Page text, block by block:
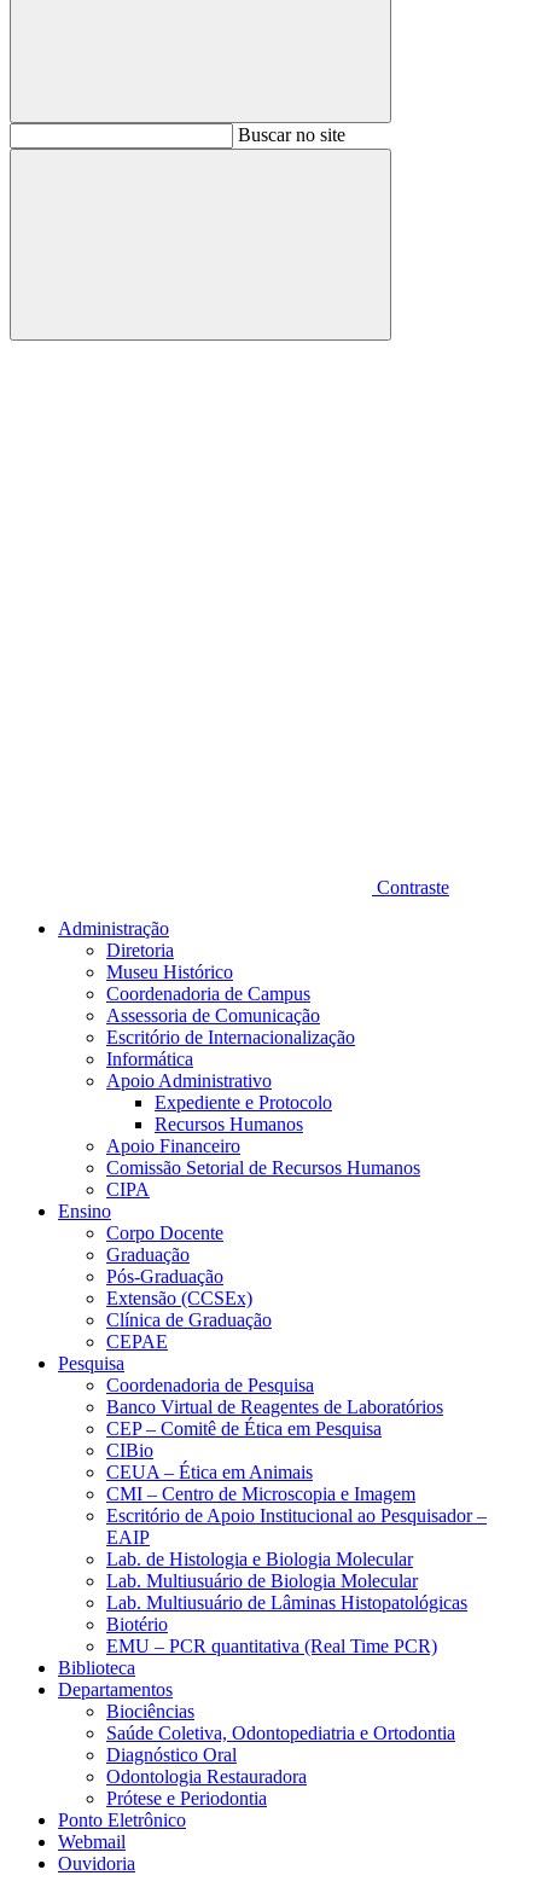
BuscarBuscar no site
Buscar
Contraste
Administração
Diretoria
Museu Histórico
Coordenadoria de Campus
Assessoria de Comunicação
Escritório de Internacionalização
Informática
Apoio Administrativo
Expediente e Protocolo
Recursos Humanos
Apoio Financeiro
Comissão Setorial de Recursos Humanos
CIPA
Ensino
Corpo Docente
Graduação
Pós-Graduação
Extensão (CCSEx)
Clínica de Graduação
CEPAE
Pesquisa
Coordenadoria de Pesquisa
Banco Virtual de Reagentes de Laboratórios
CEP – Comitê de Ética em Pesquisa
CIBio
CEUA – Ética em Animais
CMI – Centro de Microscopia e Imagem
Escritório de Apoio Institucional ao Pesquisador –
EAIP
Lab. de Histologia e Biologia Molecular
Lab. Multiusuário de Biologia Molecular
Lab. Multiusuário de Lâminas Histopatológicas
Biotério
EMU – PCR quantitativa (Real Time PCR)
Biblioteca
Departamentos
Biociências
Saúde Coletiva, Odontopediatria e Ortodontia
Diagnóstico Oral
Odontologia Restauradora
Prótese e Periodontia
Ponto Eletrônico
Webmail
Ouvidoria